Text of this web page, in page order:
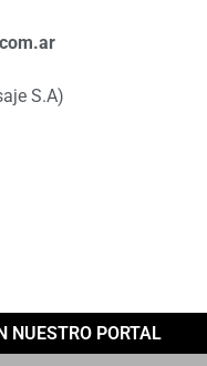
S.A)
NUESTRO PORTAL